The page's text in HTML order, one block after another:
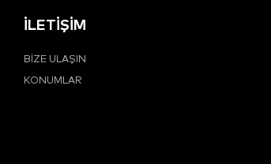
İLETIŞIM
BIZE ULAŞIN
KONUMLAR